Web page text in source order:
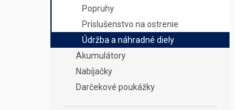
Popruhy
Príslušenstvo na ostrenie
Údržba a náhradné diely
Akumulátory
Nabíjačky
Darčekové poukážky